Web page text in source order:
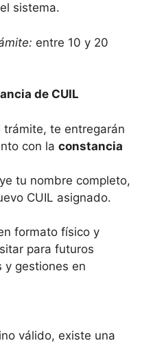
sistema.
entre 10 y 20
de CUIL
trámite, te entregarán
con la constancia
tu nombre completo,
CUIL asignado.
formato físico y
para futuros
y gestiones en
válido, existe una